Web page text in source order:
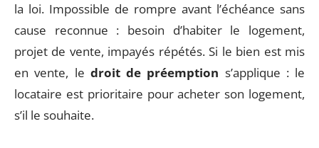
la loi. Impossible de rompre avant l’échéance sans
cause reconnue : besoin d’habiter le logement,
projet de vente, impayés répétés. Si le bien est mis
en vente, le droit de préemption s’applique : le
locataire est prioritaire pour acheter son logement,
s’il le souhaite.